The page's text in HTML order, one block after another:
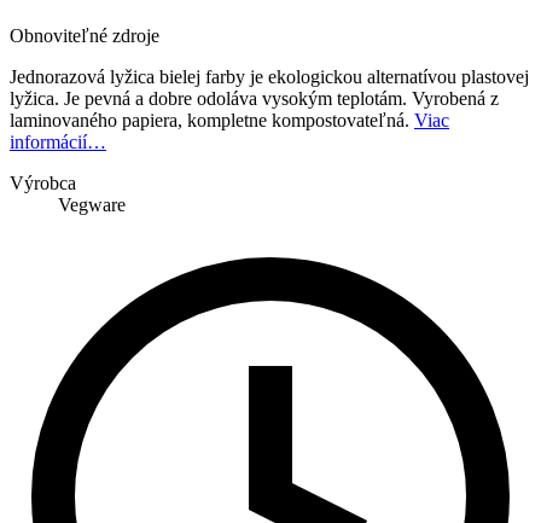
Obnoviteľné zdroje
Jednorazová lyžica bielej farby je ekologickou alternatívou plastovej
lyžica. Je pevná a dobre odoláva vysokým teplotám. Vyrobená z
laminovaného papiera, kompletne kompostovateľná. Viac
informácií…
Výrobca
Vegware